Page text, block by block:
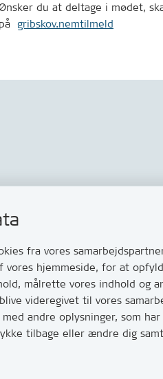
du at deltage i mødet,
på gribskov.nemtilmeld
Skriv til os via Digital Post
med os? Se her hvordan
Tip os om huller i vejen eller
T:7249 6000
Bemærk: vi har mange opkald
og 11
fra vores
hjemmeside, for at
målrette vores indhold og
videregivet til vores
andre oplysninger, som
tilbage eller ændre dig